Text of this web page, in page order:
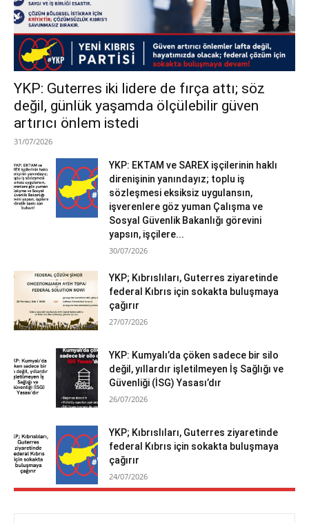
YKP: Guterres iki lidere de fırça attı; söz
değil, günlük yaşamda ölçülebilir güven
artırıcı önlem istedi
31/07/2026
YKP: EKTAM ve SAREX işçilerinin haklı
direnişinin yanındayız; toplu iş
sözleşmesi eksiksiz uygulansın,
işverenlere göz yuman Çalışma ve
Sosyal Güvenlik Bakanlığı görevini
yapsın, işçilere...
30/07/2026
YKP; Kıbrıslıları, Guterres ziyaretinde
federal Kıbrıs için sokakta buluşmaya
çağırır
27/07/2026
YKP: Kumyalı’da çöken sadece bir silo
değil, yıllardır işletilmeyen İş Sağlığı ve
Güvenliği (İSG) Yasası’dır
26/07/2026
YKP; Kıbrıslıları, Guterres ziyaretinde
federal Kıbrıs için sokakta buluşmaya
çağırır
24/07/2026